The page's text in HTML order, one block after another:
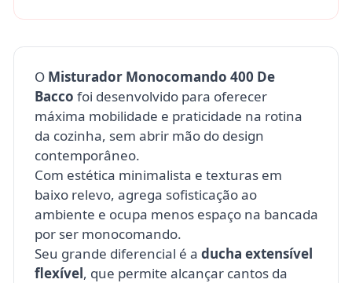
O Misturador Monocomando 400 De
Bacco foi desenvolvido para oferecer
máxima mobilidade e praticidade na rotina
da cozinha, sem abrir mão do design
contemporâneo.
Com estética minimalista e texturas em
baixo relevo, agrega sofisticação ao
ambiente e ocupa menos espaço na bancada
por ser monocomando.
Seu grande diferencial é a ducha extensível
flexível, que permite alcançar cantos da